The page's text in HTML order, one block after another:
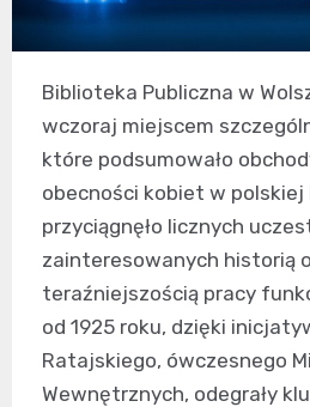
Biblioteka Publiczna w
wczoraj miejscem
które podsumowało
obecności kobiet w polskiej
przyciągnęło licznych
zainteresowanych historią
teraźniejszością pracy
od 1925 roku, dzięki
Ratajskiego, ówczesnego
Wewnętrznych, odegrały